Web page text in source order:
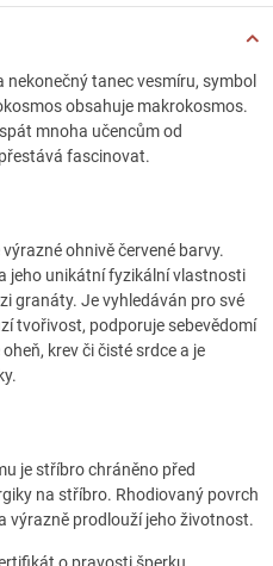
tanec vesmíru, symbol
obsahuje makrokosmos.
mnoha učencům od
fascinovat.
ohnivě červené barvy.
jeho unikátní fyzikální vlastnosti
granáty. Je vyhledáván pro své
tvořivost, podporuje sebevědomí
krev či čisté srdce a je
je stříbro chráněno před
na stříbro. Rhodiovaný povrch
výrazně prodlouží jeho životnost.